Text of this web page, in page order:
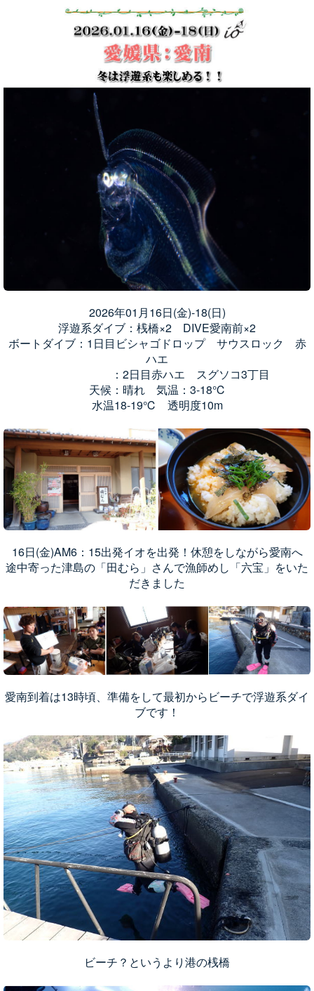
2026年01月16日(金)-18(日)
浮遊系ダイブ：桟橋×2 DIVE愛南前×2
ボートダイブ：1日目ビシャゴドロップ サウスロック 赤
ハエ
：2日目赤ハエ スグソコ3丁目
天候：晴れ 気温：3-18℃
水温18-19℃ 透明度10m
16日(金)AM6：15出発イオを出発！休憩をしながら愛南へ
途中寄った津島の「田むら」さんで漁師めし「六宝」をいた
だきました
愛南到着は13時頃、準備をして最初からビーチで浮遊系ダイ
ブです！
ビーチ？というより港の桟橋